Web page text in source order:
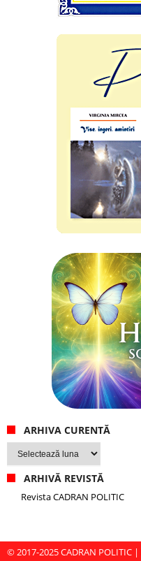
ARHIVA CURENTĂ
Arhiva
ARHIVĂ REVISTĂ
Revista CADRAN POLITIC
© 2017-2025CADRAN POLITIC |